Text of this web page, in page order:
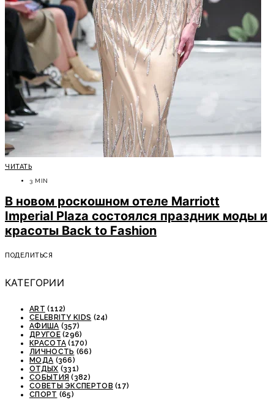
ЧИТАТЬ
3 MIN
В новом роскошном отеле Marriott
Imperial Plaza состоялся праздник моды и
красоты Back to Fashion
ПОДЕЛИТЬСЯ
КАТЕГОРИИ
ART (112)
CELEBRITY KIDS (24)
АФИША (357)
ДРУГОЕ(296)
КРАСОТА (170)
ЛИЧНОСТЬ (66)
МОДА (366)
ОТДЫХ (331)
СОБЫТИЯ (382)
СОВЕТЫ ЭКСПЕРТОВ (17)
СПОРТ (65)